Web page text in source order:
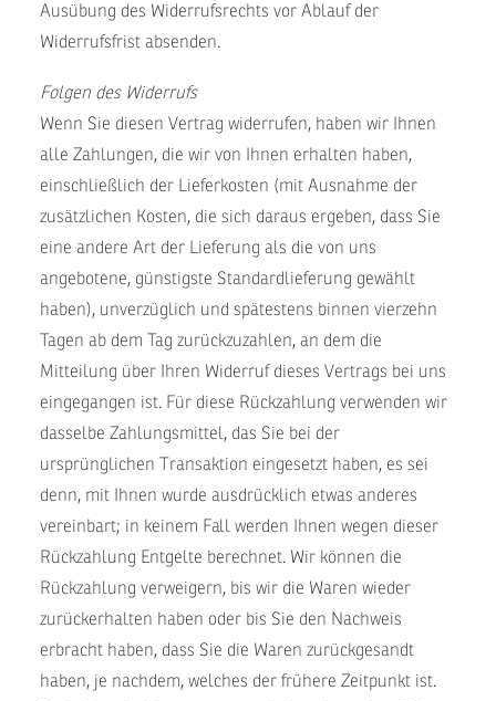
Ausübung des Widerrufsrechts vor Ablauf der
Widerrufsfrist absenden.
Folgen des Widerrufs
Wenn Sie diesen Vertrag widerrufen, haben wir Ihnen
alle Zahlungen, die wir von Ihnen erhalten haben,
einschließlich der Lieferkosten (mit Ausnahme der
zusätzlichen Kosten, die sich daraus ergeben, dass Sie
eine andere Art der Lieferung als die von uns
angebotene, günstigste Standardlieferung gewählt
haben), unverzüglich und spätestens binnen vierzehn
Tagen ab dem Tag zurückzuzahlen, an dem die
Mitteilung über Ihren Widerruf dieses Vertrags bei uns
eingegangen ist. Für diese Rückzahlung verwenden wir
dasselbe Zahlungsmittel, das Sie bei der
ursprünglichen Transaktion eingesetzt haben, es sei
denn, mit Ihnen wurde ausdrücklich etwas anderes
vereinbart; in keinem Fall werden Ihnen wegen dieser
Rückzahlung Entgelte berechnet. Wir können die
Rückzahlung verweigern, bis wir die Waren wieder
zurückerhalten haben oder bis Sie den Nachweis
erbracht haben, dass Sie die Waren zurückgesandt
haben, je nachdem, welches der frühere Zeitpunkt ist.